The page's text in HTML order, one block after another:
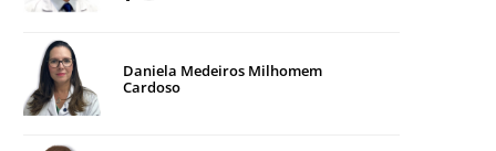
Daniela Medeiros Milhomem
Cardoso